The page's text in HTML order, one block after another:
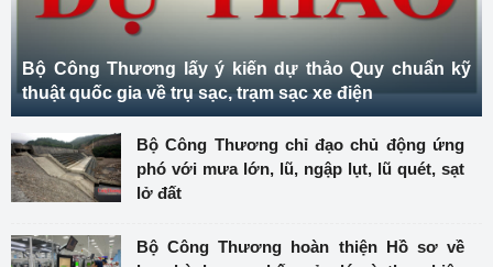
Bộ Công Thương lấy ý kiến dự thảo Quy chuẩn kỹ
thuật quốc gia về trụ sạc, trạm sạc xe điện
Bộ Công Thương chỉ đạo chủ động ứng
phó với mưa lớn, lũ, ngập lụt, lũ quét, sạt
lở đất
Bộ Công Thương hoàn thiện Hồ sơ về